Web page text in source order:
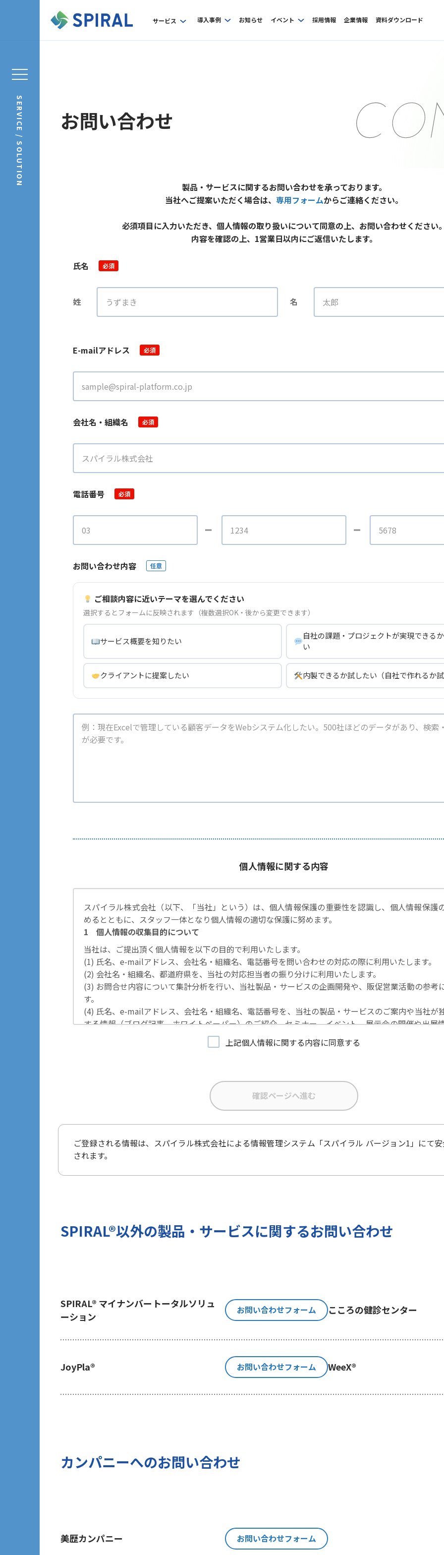
サービス 導入事例 お知らせ イベント 採用情報 企業情報 資料ダウンロード
SERVICE / SOLUTION お問い合わせ
製品・サービスに関するお問い合わせを承っております。
当社へご提案いただく場合は、 専用フォームからご連絡ください。
必須項目に入力いただき、個人情報の取り扱いについて同意の上、お問い合わせください
内容を確認の上、1営業日以内にご返信いたします。
氏名 必須
姓 名
E-mailアドレス 必須
会社名・組織名 必須
電話番号 必須
お問い合わせ内容 任意
ご相談内容に近いテーマを選んでください
選択するとフォームに反映されます（複数選択OK・後から変更できます）
サービス概要を知りたい
自社の課題・プロジェクトが実現できる
い
クライアントに提案したい 内製できるか試したい（自社で作れるか
個人情報に関する内容
スパイラル株式会社（以下、「当社」という）は、個人情報保護の重要性を認識し、個人情報保護
めるとともに、スタッフ一体となり個人情報の適切な保護に努めます。
1 個人情報の収集目的について
当社は、ご提出頂く個人情報を以下の目的で利用いたします。
(1) 氏名、e-mailアドレス、会社名・組織名、電話番号を問い合わせの対応の際に利用いたします。
(2) 会社名・組織名、都道府県を、当社の対応担当者の振り分けに利用いたします。
(3) お問合せ内容について集計分析を行い、当社製品・サービスの企画開発や、販促営業活動の参考
す。
(4) 氏名、e-mailアドレス、会社名・組織名、電話番号を、当社の製品・サービスのご案内や当社が
する情報（ブログ記事、ホワイトペーパー）のご紹介、セミナー、イベント、展示会の開催や出展
その他の目的では使用致しません。
ご提出頂く個人情報は、当社にて正確な状態に保ち、不正アクセス、紛失・破壊・改ざんおよび漏
また、EEA（欧州経済領域）域内所在者の個人データを日本を含む域外へ移転する場合、当社は、
3 個人情報の第三者提供について
当社は法令で定められる場合を除き、ご提出いただく個人情報を、貴方の同意なく第三者に提供す
ざいません。
づけ、お客様の興味関心に沿った当社サービスに関する広告の配信を行うことを目的としており、
5 個人情報の保存期間について
当社は、貴方の同意を得た収集目的に必要な期間に限り貴方の個人情報を保存します。
及び第三者への提供の停止（以下「開示等」といいます。）を請求することができます。貴方ご自身
の開示等を請求される場合は、後述の消費者相談・苦情窓口にご連絡をお願いいたします。なお、
7 個人情報の処理に関する権利について
(4)同意を撤回する権利
に発信する情報（ブログ記事、ホワイトペーパー）のご紹介、セミナー、イベント、展示会の開催
のご提供ができないことをご了承下さい。
上記個人情報に関する内容に同意する
ご登録される情報は、 スパイラル株式会社による情報管理システム「スパイラル バージョン1」 にて
されます。
SPIRAL®以外の製品・サービスに関するお問い合わせ
SPIRAL® マイナンバートータルソリュ
ーション
お問い合わせフォーム こころの健診センター
JoyPla® お問い合わせフォーム WeeX®
カンパニーへのお問い合わせ
美歴カンパニー お問い合わせフォーム